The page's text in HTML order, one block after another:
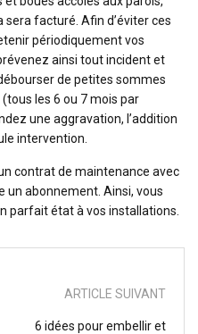
facturé. Afin d’éviter ces
périodiquement vos
ainsi tout incident et
de petites sommes
les 6 ou 7 mois par
une aggravation, l’addition
intervention.
contrat de maintenance avec
un abonnement. Ainsi, vous
parfait état à vos installations.
ARTICLE SUIVANT
6 idées pour embellir et